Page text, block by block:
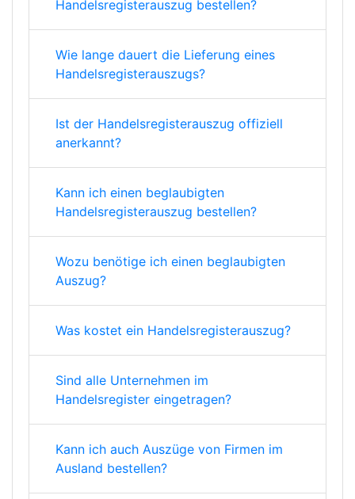
Handelsregisterauszug bestellen?
Wie lange dauert die Lieferung eines
Handelsregisterauszugs?
Ist der Handelsregisterauszug offiziell
anerkannt?
Kann ich einen beglaubigten
Handelsregisterauszug bestellen?
Wozu benötige ich einen beglaubigten
Auszug?
Was kostet ein Handelsregisterauszug?
Sind alle Unternehmen im
Handelsregister eingetragen?
Kann ich auch Auszüge von Firmen im
Ausland bestellen?